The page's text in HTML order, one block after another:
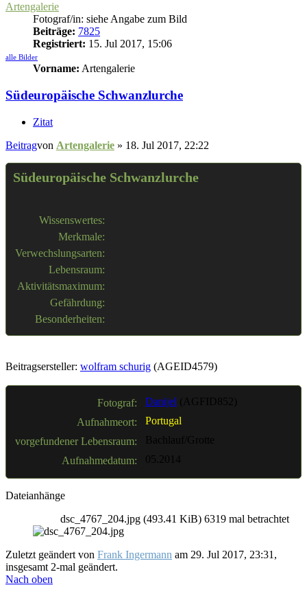
Artengalerie
Fotograf/in: siehe Angabe zum Bild
Beiträge: 7825
Registriert: 15. Jul 2017, 15:06
alle Bilder
Vorname: Artengalerie
Südeuropäische Schwanzlurche
Zitat
Beitragvon Artengalerie » 18. Jul 2017, 22:22
Südeuropäische Schwanzlurche
Wissenswertes:
Merkmale:
Verwechslungsarten:
Lebensraum:
Aktivitätsmaximum:
Gefährdung:
Besonderheiten:
Beitragsersteller: wolfram schurig (AGEID4579)
Fotograf: Danijel (AGFID852)
Aufnahmeort:
Portugal
vorgefundener Lebensraum:
Bachlauf/Grotte
Aufnahmedatum:
05.2014
Dateianhänge
dsc_4767_204.jpg (493.41 KiB) 6319 mal betrachtet
Zuletzt geändert von Frank Ingermann am 29. Jul 2017, 23:31,
insgesamt 2-mal geändert.
Nach oben